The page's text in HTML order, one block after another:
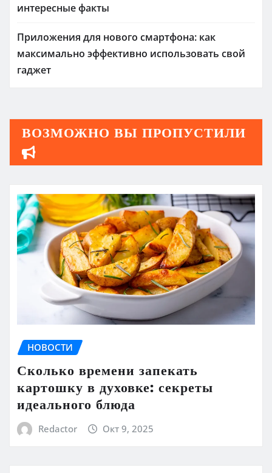
интересные факты
Приложения для нового смартфона: как
максимально эффективно использовать свой
гаджет
ВОЗМОЖНО ВЫ ПРОПУСТИЛИ
НОВОСТИ
Сколько времени запекать
картошку в духовке: секреты
идеального блюда
Redactor Окт 9, 2025